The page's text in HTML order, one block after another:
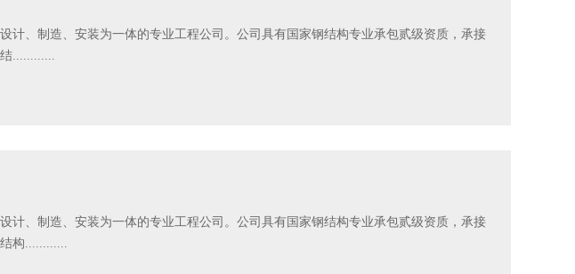
计、制造、安装为一体的专业工程公司。公司具有国家钢结构专业承包贰级资质，承接
............
计、制造、安装为一体的专业工程公司。公司具有国家钢结构专业承包贰级资质，承接
构............